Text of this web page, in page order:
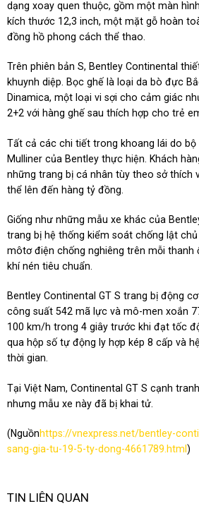
dạng xoay quen thuộc, gồm một màn
kích thước 12,3 inch, một mặt gỗ hoàn
đồng hồ phong cách thể thao.
Trên phiên bản S, Bentley Continental
khuynh diệp. Bọc ghế là loại da bò đực
Dinamica, một loại vi sợi cho cảm giác
2+2 với hàng ghế sau thích hợp cho trẻ
Tất cả các chi tiết trong khoang lái do bộ
Mulliner của Bentley thực hiện. Khách
những trang bị cá nhân tùy theo sở thích
thể lên đến hàng tỷ đồng.
Giống như những mẫu xe khác của
trang bị hệ thống kiểm soát chống lật
môtơ điện chống nghiêng trên mỗi thanh
khí nén tiêu chuẩn.
Bentley Continental GT S trang bị động
công suất 542 mã lực và mô-men xoắn
100 km/h trong 4 giây trước khi đạt tốc
qua hộp số tự động ly hợp kép 8 cấp và
thời gian.
Tại Việt Nam, Continental GT S cạnh
nhưng mẫu xe này đã bị khai tử.
(Nguồnhttps://vnexpress.net/bentley-
sang-gia-tu-19-5-ty-dong-4661789.html)
TIN LIÊN QUAN